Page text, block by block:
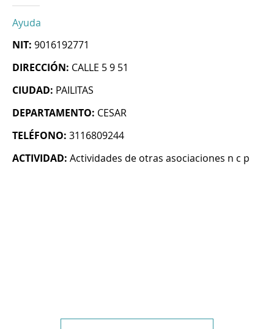
Ayuda
NIT: 9016192771
DIRECCIÓN: CALLE 5 9 51
CIUDAD: PAILITAS
DEPARTAMENTO: CESAR
TELÉFONO: 3116809244
ACTIVIDAD: Actividades de otras asociaciones n c p